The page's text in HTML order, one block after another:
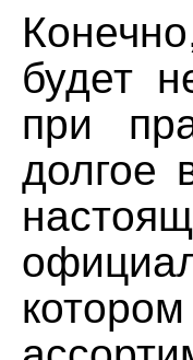
будет
при
долгое